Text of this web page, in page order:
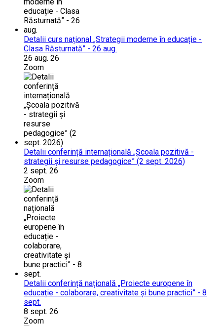
Detalii curs național „Strategii moderne în educație -
Clasa Răsturnată” - 26 aug.
26 aug. 26
Zoom
Detalii conferință internațională „Școala pozitivă -
strategii și resurse pedagogice” (2 sept. 2026)
2 sept. 26
Zoom
Detalii conferință națională „Proiecte europene în
educație - colaborare, creativitate și bune practici” - 8
sept.
8 sept. 26
Zoom